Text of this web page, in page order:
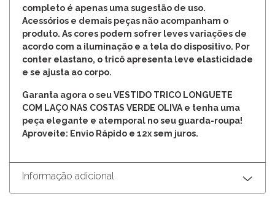
completo é apenas uma sugestão de uso.
Acessórios e demais peças não acompanham o
produto. As cores podem sofrer leves variações de
acordo com a iluminação e a tela do dispositivo. Por
conter elastano, o tricô apresenta leve elasticidade
e se ajusta ao corpo.
Garanta agora o seu VESTIDO TRICO LONGUETE
COM LAÇO NAS COSTAS VERDE OLIVA e tenha uma
peça elegante e atemporal no seu guarda-roupa!
Aproveite: Envio Rápido e 12x sem juros.
Informação adicional